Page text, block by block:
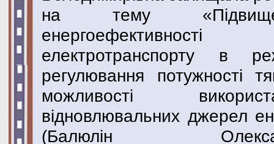
на тему
енергоефективності
електротранспорту в
регулювання потужності
можливості
відновлювальних джерел
(Балюлін